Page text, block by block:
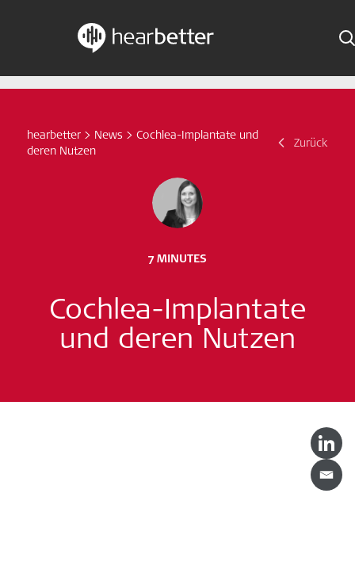
Skip
Indikationen
Jetzt abonnieren
hearbetter > News > Cochlea-Implantate und
deren Nutzen
Zurück
7 MINUTES
Cochlea-Implantate
und deren Nutzen